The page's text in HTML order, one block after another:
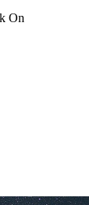
On